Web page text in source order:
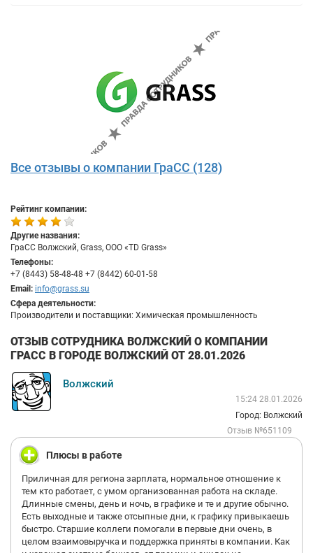
Все отзывы о компании ГраСС (128)
Рейтинг компании:
Другие названия:
ГраСС Волжский, Grass, OOO «TD Grass»
Телефоны:
+7 (8443) 58-48-48 +7 (8442) 60-01-58
Email: info@grass.su
Сфера деятельности:
Производители и поставщики: Химическая промышленность
ОТЗЫВ СОТРУДНИКА ВОЛЖСКИЙ О КОМПАНИИ
ГРАСС В ГОРОДЕ ВОЛЖСКИЙ ОТ 28.01.2026
Волжский
15:24 28.01.2026
Город: Волжский
Отзыв №651109
Плюсы в работе
Приличная для региона зарплата, нормальное отношение к
тем кто работает, с умом организованная работа на складе.
Длинные смены, день и ночь, в графике и те и другие обычно.
Есть выходные и также отсыпные дни, к графику привыкаешь
быстро. Старшие коллеги помогали в первые дни очень, в
целом взаимовыручка и поддержка приняты в компании. Как